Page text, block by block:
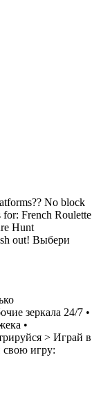
No block
for: French Roulette
Hunt
out! Выбери
зеркала 24/7 •
•
> Играй в
игру: